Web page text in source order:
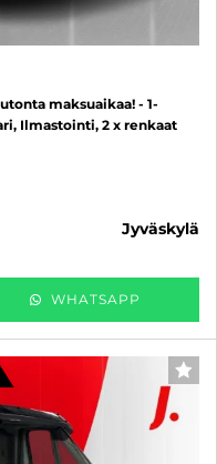
maksuaikaa! - 1-
Ilmastointi, 2 x renkaat
jyväskylä
WHATSAPP